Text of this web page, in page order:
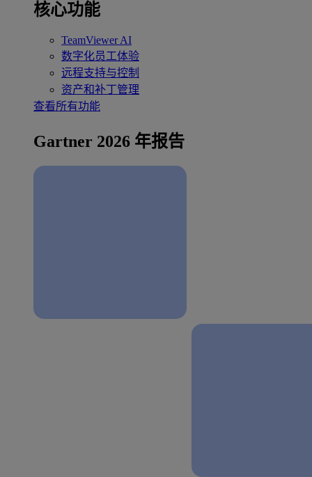
核心功能
TeamViewer AI
数字化员工体验
远程支持与控制
资产和补丁管理
查看所有功能
Gartner 2026 年报告